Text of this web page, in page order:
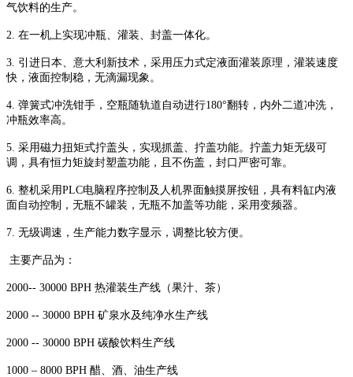
气饮料的生产。
2. 在一机上实现冲瓶、灌装、封盖一体化。
3. 引进日本、意大利新技术，采用压力式定液面灌装原理，灌装速度
快，液面控制稳，无滴漏现象。
4. 弹簧式冲洗钳手，空瓶随轨道自动进行180°翻转，内外二道冲洗，
冲瓶效率高。
5. 采用磁力扭矩式拧盖头，实现抓盖、拧盖功能。拧盖力矩无级可
调，具有恒力矩旋封塑盖功能，且不伤盖，封口严密可靠。
6. 整机采用PLC电脑程序控制及人机界面触摸屏按钮，具有料缸内液
面自动控制，无瓶不罐装，无瓶不加盖等功能，采用变频器。
7. 无级调速，生产能力数字显示，调整比较方便。
主要产品为：
2000-- 30000 BPH 热灌装生产线（果汁、茶）
2000 -- 30000 BPH 矿泉水及纯净水生产线
2000 -- 30000 BPH 碳酸饮料生产线
1000 – 8000 BPH 醋、酒、油生产线